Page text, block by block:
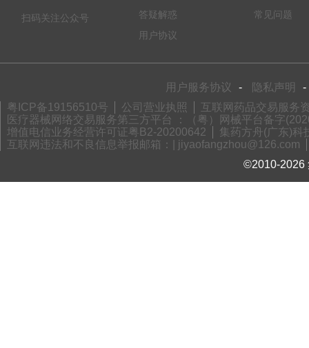
扫码关注公众号
答疑解惑
用户协议
常见问题
用户服务协议 - 隐私声明
-
粤ICP备19156510号
公司营业执照
互联网药品交易服务
医疗器械网络交易服务第三方平台 ：（粤）网械平台备字
增值电信业务经营许可证粤B2-20200642
集药方舟(广东)科
互联网违法和不良信息举报邮箱：| jiyaofangzhou@126.com
©2010-2026